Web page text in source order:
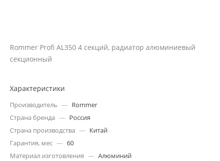
Rommer Profi AL350 4 секций, радиатор алюминиевый
секционный
Характеристики
Производитель — Rommer
Страна бренда — Россия
Страна производства — Китай
Гарантия, мес — 60
Материал изготовления — Алюминий